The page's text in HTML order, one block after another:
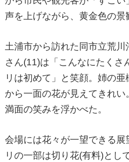
声を上げながら、黄金色の景
土浦市から訪れた同市立荒
さん(11)は「こんなにたくさ
リは初めて」と笑顔。姉の亜
から一面の花が見えてきれい
満面の笑みを浮かべた。
会場には花々が一望できる展
リの一部は切り花(有料)とし